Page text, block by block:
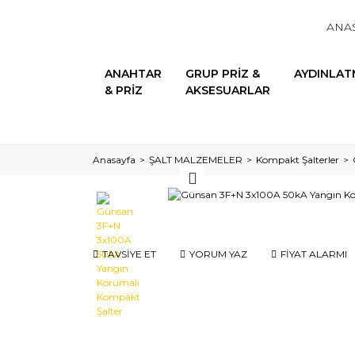
ANAHTAR
& PRİZ
GRUP PRİZ &
AKSESUARLAR
Anasayfa ŞALT MALZEMELER Kompakt Şalterler
TAVSİYE ET YORUM YAZ FİYAT ALARMI